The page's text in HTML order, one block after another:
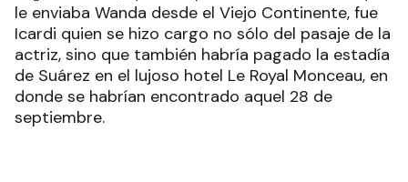
le enviaba Wanda desde el Viejo Continente, fue
Icardi quien se hizo cargo no sólo del pasaje de la
actriz, sino que también habría pagado la estadía
de Suárez en el lujoso hotel Le Royal Monceau, en
donde se habrían encontrado aquel 28 de
septiembre.